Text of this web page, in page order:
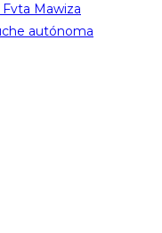
Mawiza
autónoma